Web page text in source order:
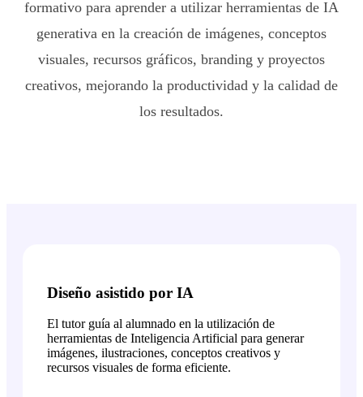
formativo para aprender a utilizar herramientas de IA
generativa en la creación de imágenes, conceptos
visuales, recursos gráficos, branding y proyectos
creativos, mejorando la productividad y la calidad de
los resultados.
Diseño asistido por IA
El tutor guía al alumnado en la utilización de
herramientas de Inteligencia Artificial para generar
imágenes, ilustraciones, conceptos creativos y
recursos visuales de forma eficiente.